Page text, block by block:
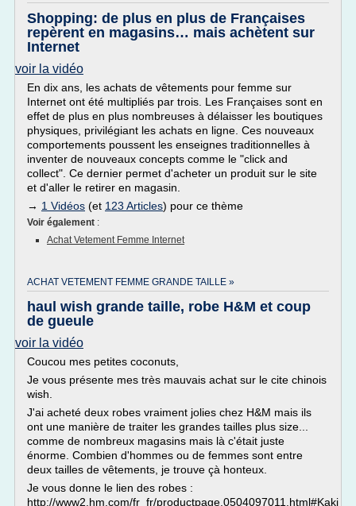
Shopping: de plus en plus de Françaises
repèrent en magasins… mais achètent sur
Internet
voir la vidéo
En dix ans, les achats de vêtements pour femme sur
Internet ont été multipliés par trois. Les Françaises sont en
effet de plus en plus nombreuses à délaisser les boutiques
physiques, privilégiant les achats en ligne. Ces nouveaux
comportements poussent les enseignes traditionnelles à
inventer de nouveaux concepts comme le "click and
collect". Ce dernier permet d'acheter un produit sur le site
et d'aller le retirer en magasin.
→ 1 Vidéos (et 123 Articles) pour ce thème
Voir également :
Achat Vetement Femme Internet
ACHAT VETEMENT FEMME GRANDE TAILLE »
haul wish grande taille, robe H&M et coup
de gueule
voir la vidéo
Coucou mes petites coconuts,
Je vous présente mes très mauvais achat sur le cite chinois
wish.
J'ai acheté deux robes vraiment jolies chez H&M mais ils
ont une manière de traiter les grandes tailles plus size...
comme de nombreux magasins mais là c'était juste
énorme. Combien d'hommes ou de femmes sont entre
deux tailles de vêtements, je trouve çà honteux.
Je vous donne le lien des robes :
http://www2.hm.com/fr_fr/productpage.0504097011.html#Kaki